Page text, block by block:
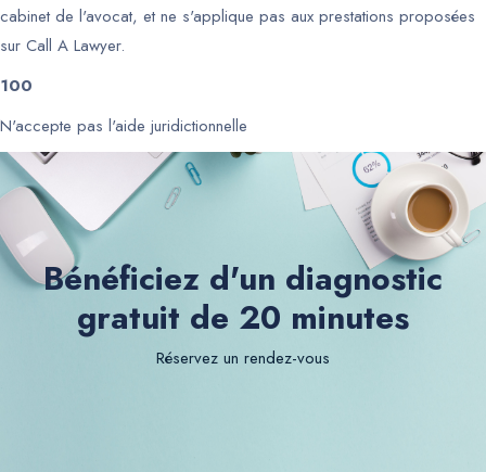
cabinet de l'avocat, et ne s'applique pas aux prestations proposées
sur Call A Lawyer.
100
N'accepte pas l'aide juridictionnelle
Bénéficiez d'un diagnostic
gratuit de 20 minutes
Réservez un rendez-vous